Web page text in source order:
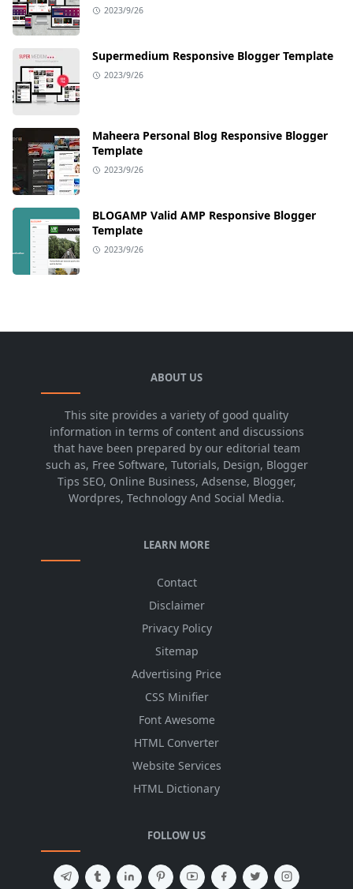
2023/9/26
Supermedium Responsive Blogger Template
2023/9/26
Maheera Personal Blog Responsive Blogger
Template
2023/9/26
BLOGAMP Valid AMP Responsive Blogger
Template
2023/9/26
ABOUT US
This site provides a variety of good quality
information in terms of content and discussions
that have been prepared by our editorial team
such as, Free Software, Tutorials, Design, Blogger
Tips SEO, Online Business, Adsense, Blogger,
Wordpres, Technology And Social Media.
LEARN MORE
Contact
Disclaimer
Privacy Policy
Sitemap
Advertising Price
CSS Minifier
Font Awesome
HTML Converter
Website Services
HTML Dictionary
FOLLOW US